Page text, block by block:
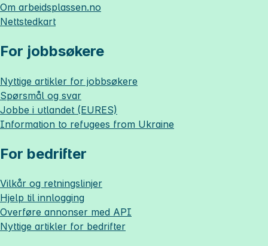
Om arbeidsplassen.no
Nettstedkart
For jobbsøkere
Nyttige artikler for jobbsøkere
Spørsmål og svar
Jobbe i utlandet (EURES)
Information to refugees from Ukraine
For bedrifter
Vilkår og retningslinjer
Hjelp til innlogging
Overføre annonser med API
Nyttige artikler for bedrifter